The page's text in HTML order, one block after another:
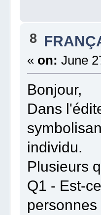
8
« on: June
Bonjour,
Dans
individu.
Plusieurs
Q1 - Est-